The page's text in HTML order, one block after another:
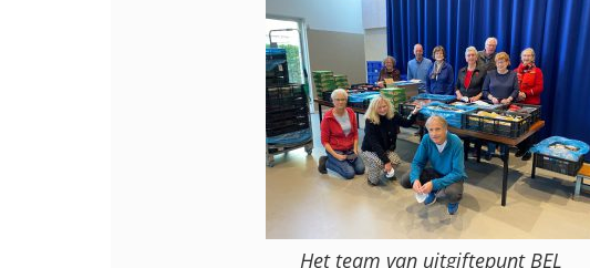
Het team van uitgiftepunt BEL